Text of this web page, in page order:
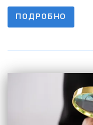
ПОДРОБНО